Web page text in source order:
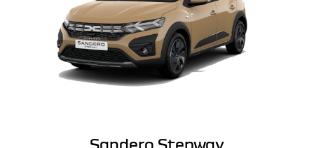
Sandero Stepway